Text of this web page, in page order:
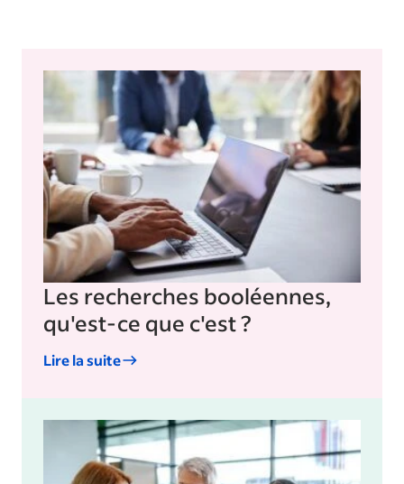
Les recherches booléennes,
qu'est-ce que c'est ?
Lire la suite